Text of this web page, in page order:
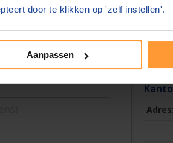
door te klikken op 'zelf instellen'.
Aanpassen
Adres:
alleen met de notaris